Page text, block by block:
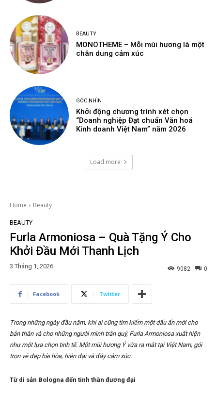
BEAUTY
MONOTHEME – Mỗi mùi hương là một
chân dung cảm xúc
GÓC NHÌN
Khởi động chương trình xét chọn
“Doanh nghiệp Đạt chuẩn Văn hoá
Kinh doanh Việt Nam” năm 2026
Load more